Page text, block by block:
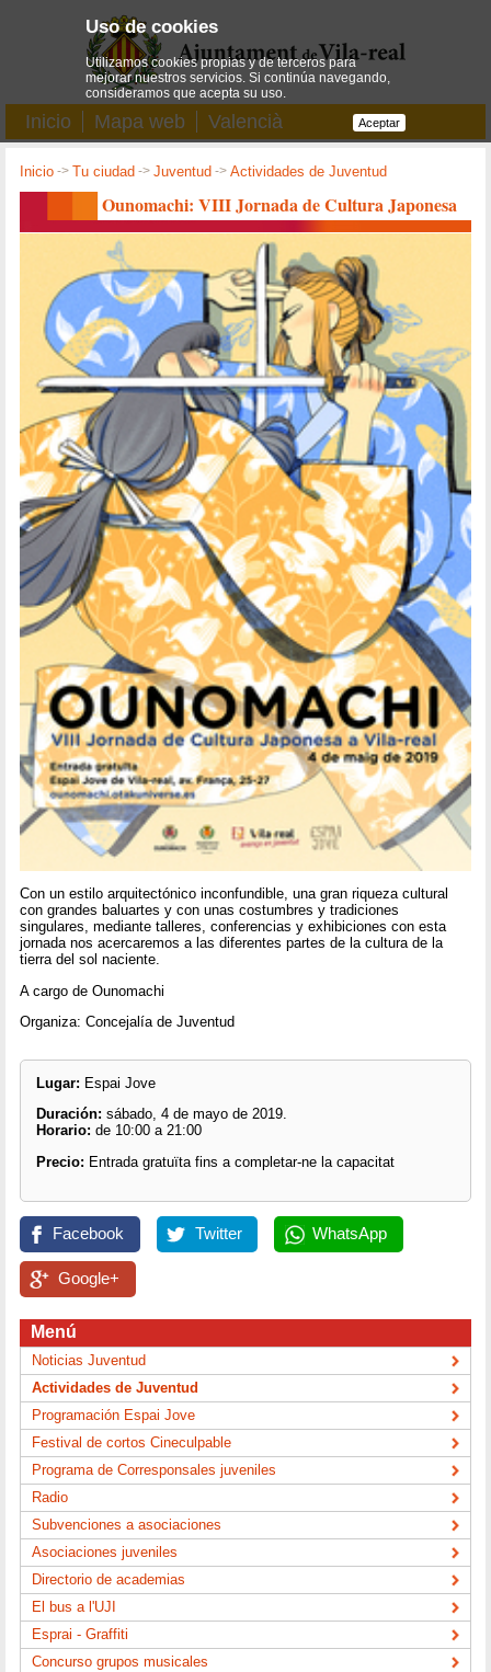
Inicio Mapa web Valencià
Inicio ->Tu ciudad ->Juventud ->Actividades de Juventud
Ounomachi: VIII Jornada de Cultura Japonesa
Con un estilo arquitectónico inconfundible, una gran riqueza cultural
con grandes baluartes y con unas costumbres y tradiciones
singulares, mediante talleres, conferencias y exhibiciones con esta
jornada nos acercaremos a las diferentes partes de la cultura de la
tierra del sol naciente.
A cargo de Ounomachi
Organiza: Concejalía de Juventud
Lugar: Espai Jove
Duración: sábado, 4 de mayo de 2019.
Horario: de 10:00 a 21:00
Precio: Entrada gratuïta fins a completar-ne la capacitat
Facebook Twitter WhatsApp
Google+
Menú
Noticias Juventud
Actividades de Juventud
Programación Espai Jove
Festival de cortos Cineculpable
Programa de Corresponsales juveniles
Radio
Subvenciones a asociaciones
Asociaciones juveniles
Directorio de academias
El bus a l'UJI
Esprai - Graffiti
Concurso grupos musicales
Uso de cookies
Utilizamos cookies propias y de terceros para
mejorar nuestros servicios. Si continúa navegando,
consideramos que acepta su uso.
Aceptar